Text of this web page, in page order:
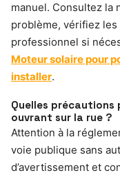
manuel. Consultez la
problème, vérifiez
professionnel si
Moteur solaire pour
installer.
Quelles
ouvrant sur la rue ?
Attention à la
voie publique sans
d’avertissement et